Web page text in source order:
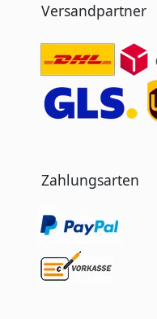
Versandpartner
Zahlungsarten